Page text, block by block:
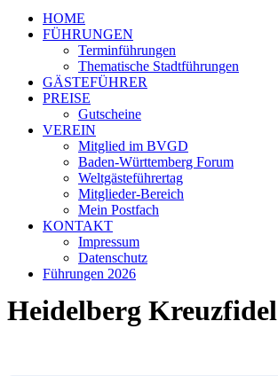
HOME
FÜHRUNGEN
Terminführungen
Thematische Stadtführungen
GÄSTEFÜHRER
PREISE
Gutscheine
VEREIN
Mitglied im BVGD
Baden-Württemberg Forum
Weltgästeführertag
Mitglieder-Bereich
Mein Postfach
KONTAKT
Impressum
Datenschutz
Führungen 2026
Heidelberg Kreuzfidel